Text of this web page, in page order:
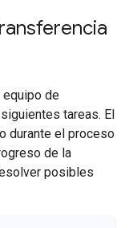
equipo de
tareas. El
durante el proceso
de la
posibles